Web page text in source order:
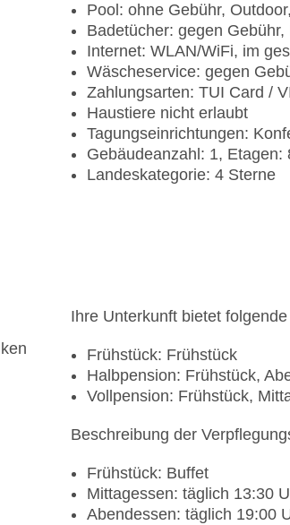
Pool: ohne Gebühr,
Badetücher: gegen Gebühr,
Internet: WLAN/WiFi, im
Wäscheservice: gegen
Zahlungsarten: TUI Card /
Haustiere nicht erlaubt
Tagungseinrichtungen:
Gebäudeanzahl: 1, Etagen:
Landeskategorie: 4 Sterne
Ihre Unterkunft bietet
Frühstück: Frühstück
Halbpension: Frühstück,
Vollpension: Frühstück,
Beschreibung der
Frühstück: Buffet
Mittagessen: täglich 13:30
Abendessen: täglich 19:00